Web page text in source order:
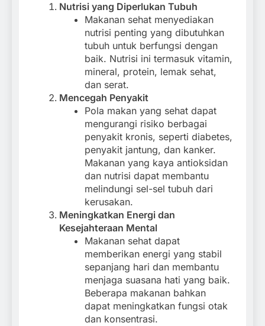
Nutrisi yang Diperlukan Tubuh
Makanan sehat menyediakan
nutrisi penting yang dibutuhkan
tubuh untuk berfungsi dengan
baik. Nutrisi ini termasuk vitamin,
mineral, protein, lemak sehat,
dan serat.
Mencegah Penyakit
Pola makan yang sehat dapat
mengurangi risiko berbagai
penyakit kronis, seperti diabetes,
penyakit jantung, dan kanker.
Makanan yang kaya antioksidan
dan nutrisi dapat membantu
melindungi sel-sel tubuh dari
kerusakan.
Meningkatkan Energi dan
Kesejahteraan Mental
Makanan sehat dapat
memberikan energi yang stabil
sepanjang hari dan membantu
menjaga suasana hati yang baik.
Beberapa makanan bahkan
dapat meningkatkan fungsi otak
dan konsentrasi.